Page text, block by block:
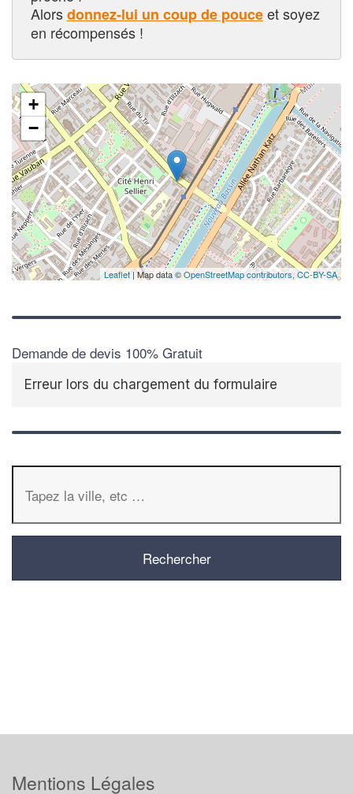
Alorsdonnez-lui un coup de pouceet soyez
en récompensés !
+
−
Leaflet| Map data ©OpenStreetMap contributors, CC-BY-SA
Demande de devis 100% Gratuit
Erreur lors du chargement du formulaire
Mentions Légales